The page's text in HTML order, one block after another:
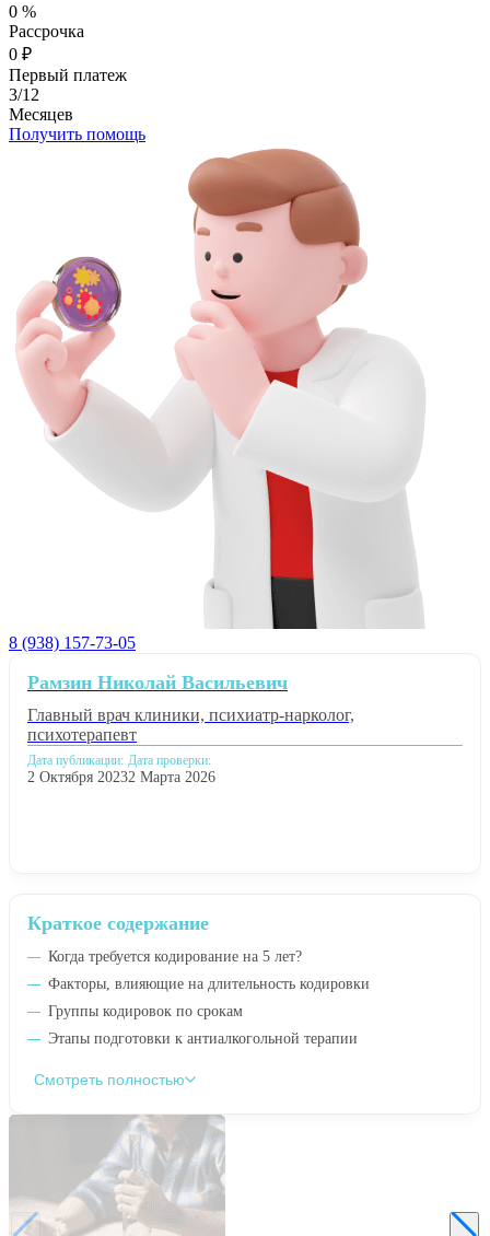
0 %
Рассрочка
0 ₽
Первый платеж
3/12
Месяцев
Получить помощь
8 (938) 157-73-05
Краткое содержание
Когда требуется кодирование на 5 лет?
Факторы, влияющие на длительность кодировки
Группы кодировок по срокам
Этапы подготовки к антиалкогольной терапии
Смотреть полностью
Рамзин Николай Васильевич
Главный врач клиники, психиатр-нарколог,
психотерапевт
Дата публикации:
2 Октября 2023
Дата проверки:
2 Марта 2026